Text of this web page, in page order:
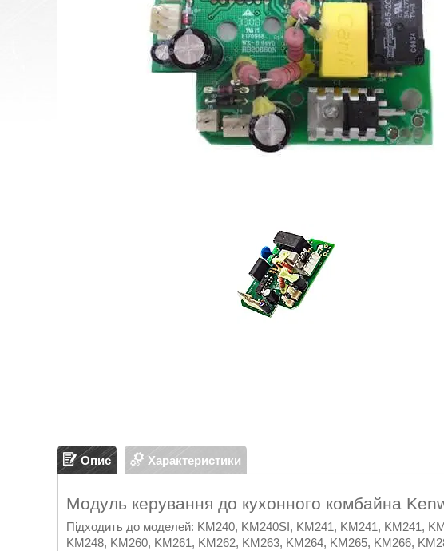
Опис Характеристики
Модуль керування до кухонного комбайна
Підходить до моделей: KM240, KM240SI, KM241, KM241, KM241,
KM248, KM260, KM261, KM262, KM263, KM264, KM265, KM266,